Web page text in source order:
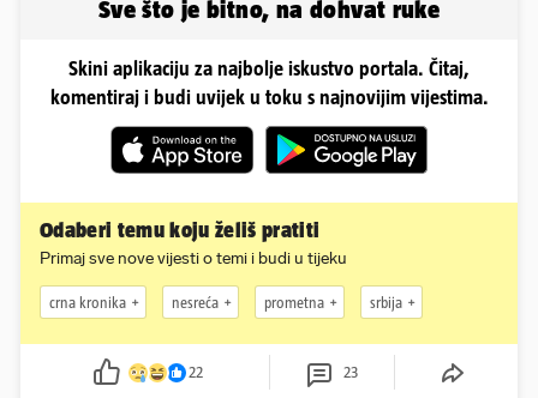
Sve što je bitno, na dohvat ruke
Skini aplikaciju za najbolje iskustvo portala. Čitaj,
komentiraj i budi uvijek u toku s najnovijim vijestima.
Odaberi temu koju želiš pratiti
Primaj sve nove vijesti o temi i budi u tijeku
crna kronika nesreća prometna srbija
22 23